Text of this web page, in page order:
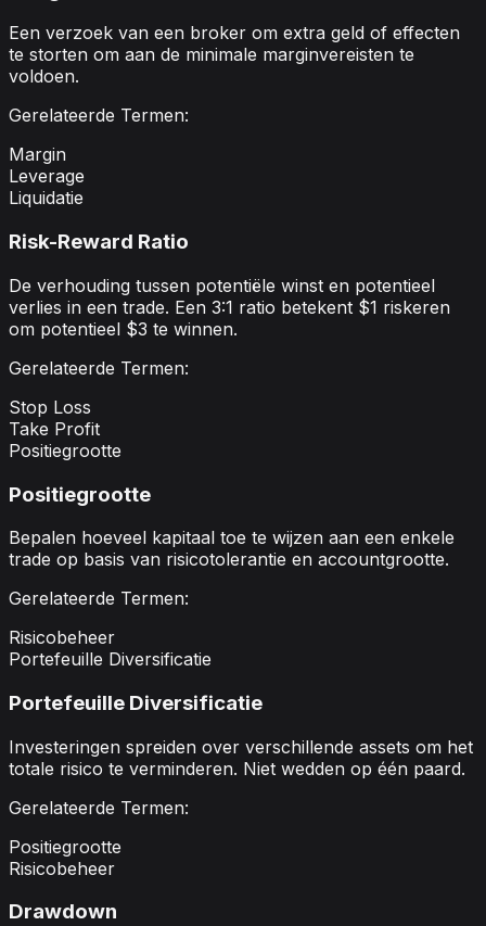
Een verzoek van een broker om extra geld of effecten
te storten om aan de minimale marginvereisten te
voldoen.
Gerelateerde Termen:
Margin
Leverage
Liquidatie
Risk-Reward Ratio
De verhouding tussen potentiële winst en potentieel
verlies in een trade. Een 3:1 ratio betekent $1 riskeren
om potentieel $3 te winnen.
Gerelateerde Termen:
Stop Loss
Take Profit
Positiegrootte
Positiegrootte
Bepalen hoeveel kapitaal toe te wijzen aan een enkele
trade op basis van risicotolerantie en accountgrootte.
Gerelateerde Termen:
Risicobeheer
Portefeuille Diversificatie
Portefeuille Diversificatie
Investeringen spreiden over verschillende assets om het
totale risico te verminderen. Niet wedden op één paard.
Gerelateerde Termen:
Positiegrootte
Risicobeheer
Drawdown